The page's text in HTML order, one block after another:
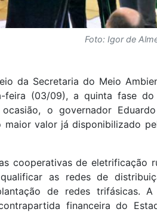
Foto: Igor de
da Secretaria do Meio
feira (03/09), a quinta fase do
o governador
maior valor já disponibilizado
cooperativas de eletrificação
as redes de
de redes trifásicas. A
financeira do